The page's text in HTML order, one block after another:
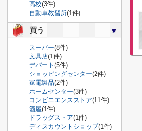
高校(3件)
自動車教習所(1件)
買う
スーパー(8件)
文具店(1件)
デパート (5件)
ショッピングセンター(2件)
家電製品(2件)
ホームセンター(3件)
コンビニエンスストア(11件)
酒屋(1件)
ドラッグストア(1件)
ディスカウントショップ(1件)